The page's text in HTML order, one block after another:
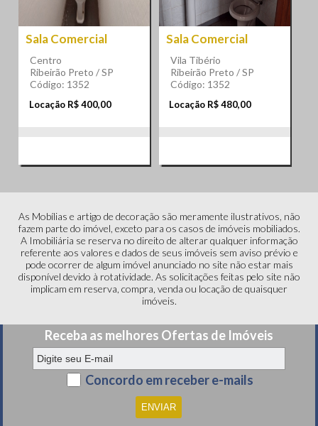
Sala Comercial
Centro
Ribeirão Preto / SP
Código: 1352
Locação R$ 400,00
Sala Comercial
Vila Tibério
Ribeirão Preto / SP
Código: 1352
Locação R$ 480,00
As Mobílias e artigo de decoração são meramente ilustrativos, não
fazem parte do imóvel, exceto para os casos de imóveis mobiliados.
A Imobiliária se reserva no direito de alterar qualquer informação
referente aos valores e dados de seus imóveis sem aviso prévio e
pode ocorrer de algum imóvel anunciado no site não estar mais
disponível devido à rotatividade. As solicitações feitas pelo site não
implicam em reserva, compra, venda ou locação de quaisquer
imóveis.
Receba as melhores Ofertas de Imóveis
Concordo em receber e-mails